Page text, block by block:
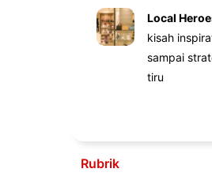
Local
kisah
sampai
tiru
Rubrik